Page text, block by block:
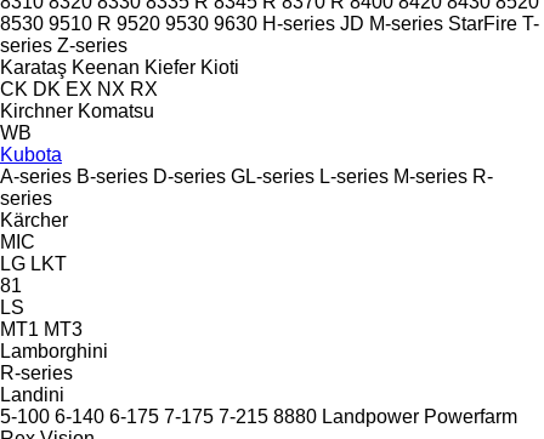
8530 9510 R 9520 9530 9630 H-series JD M-series StarFire T-
series Z-series
Karataş Keenan Kiefer Kioti
CK DK EX NX RX
Kirchner Komatsu
WB
Kubota
A-series B-series D-series GL-series L-series M-series R-
series
Kärcher
MIC
LG LKT
81
LS
MT1 MT3
Lamborghini
R-series
Landini
5-100 6-140 6-175 7-175 7-215 8880 Landpower Powerfarm